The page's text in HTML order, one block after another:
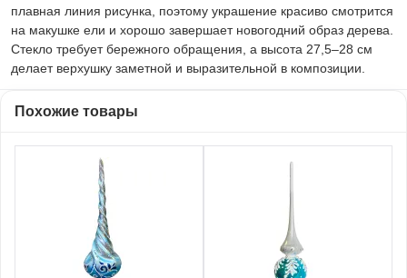
плавная линия рисунка, поэтому украшение красиво смотрится
на макушке ели и хорошо завершает новогодний образ дерева.
Стекло требует бережного обращения, а высота 27,5–28 см
делает верхушку заметной и выразительной в композиции.
Похожие товары